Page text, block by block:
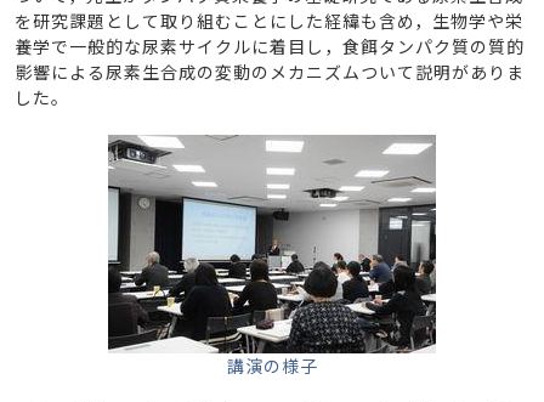
を研究課題として取り組むことにした経緯も含め，生物学や栄
養学で一般的な尿素サイクルに着目し，食餌タンパク質の質的
影響による尿素生合成の変動のメカニズムついて説明がありま
した。
講演の様子